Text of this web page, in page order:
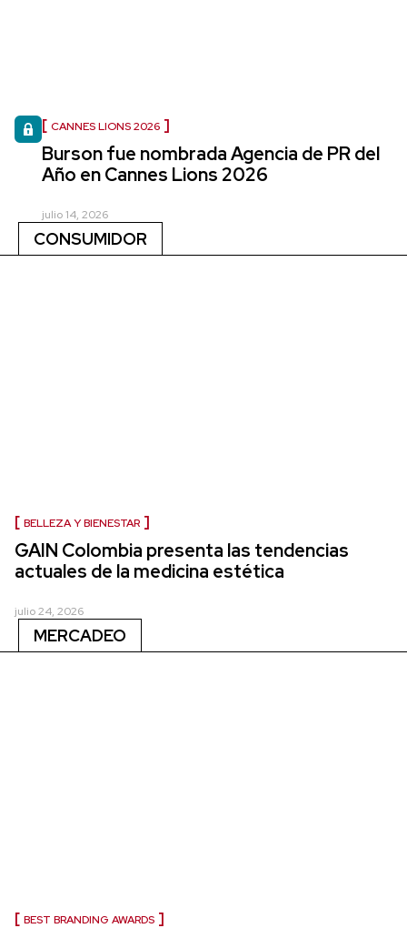
CANNES LIONS 2026
Burson fue nombrada Agencia de PR del
Año en Cannes Lions 2026
julio 14, 2026
CONSUMIDOR
BELLEZA Y BIENESTAR
GAIN Colombia presenta las tendencias
actuales de la medicina estética
julio 24, 2026
MERCADEO
BEST BRANDING AWARDS